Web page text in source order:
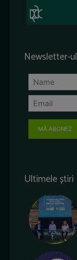
Newsletter-
MĂ ABONEZ
Ultimele știri